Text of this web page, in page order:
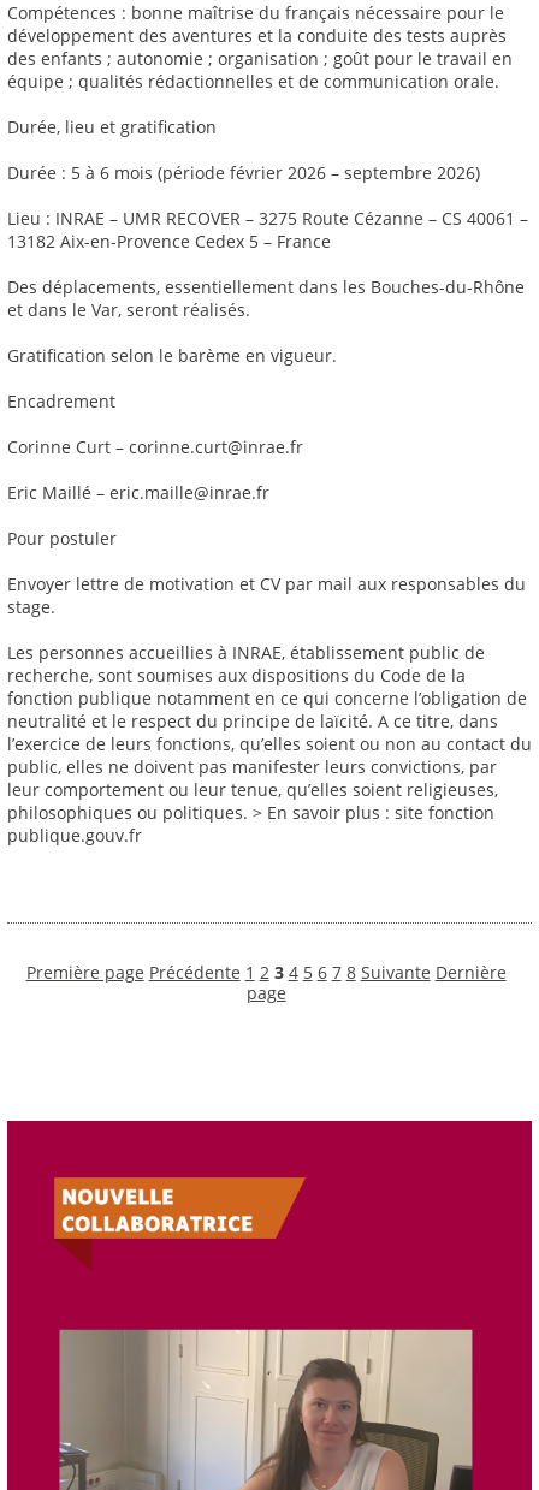
Compétences : bonne maîtrise du français nécessaire pour le
développement des aventures et la conduite des tests auprès
des enfants ; autonomie ; organisation ; goût pour le travail en
équipe ; qualités rédactionnelles et de communication orale.
Durée, lieu et gratification
Durée : 5 à 6 mois (période février 2026 – septembre 2026)
Lieu : INRAE – UMR RECOVER – 3275 Route Cézanne – CS 40061 –
13182 Aix-en-Provence Cedex 5 – France
Des déplacements, essentiellement dans les Bouches-du-Rhône
et dans le Var, seront réalisés.
Gratification selon le barème en vigueur.
Encadrement
Corinne Curt – corinne.curt@inrae.fr
Eric Maillé – eric.maille@inrae.fr
Pour postuler
Envoyer lettre de motivation et CV par mail aux responsables du
stage.
Les personnes accueillies à INRAE, établissement public de
recherche, sont soumises aux dispositions du Code de la
fonction publique notamment en ce qui concerne l’obligation de
neutralité et le respect du principe de laïcité. A ce titre, dans
l’exercice de leurs fonctions, qu’elles soient ou non au contact du
public, elles ne doivent pas manifester leurs convictions, par
leur comportement ou leur tenue, qu’elles soient religieuses,
philosophiques ou politiques. > En savoir plus : site fonction
publique.gouv.fr
Première page Précédente 1 2 3 4 5 6 7 8 Suivante Dernière
page